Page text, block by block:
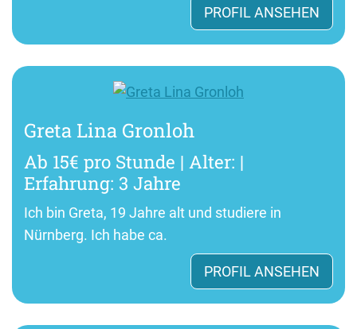
PROFIL ANSEHEN
Greta Lina Gronloh
Ab 15€ pro Stunde | Alter: |
Erfahrung: 3 Jahre
Ich bin Greta, 19 Jahre alt und studiere in
Nürnberg. Ich habe ca.
PROFIL ANSEHEN